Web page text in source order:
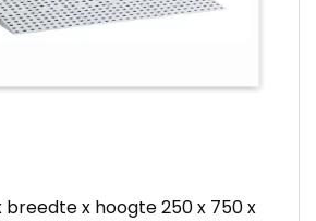
breedte x hoogte 250 x 750 x